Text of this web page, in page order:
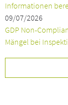
Informationen
09/07/2026
GDP Non-
Mängel bei